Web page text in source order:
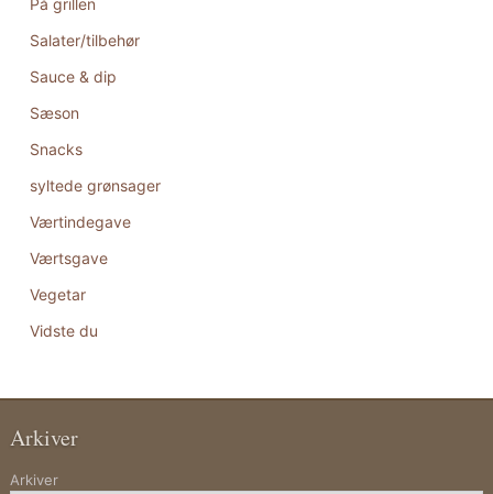
På grillen
Salater/tilbehør
Sauce & dip
Sæson
Snacks
syltede grønsager
Værtindegave
Værtsgave
Vegetar
Vidste du
Arkiver
Arkiver